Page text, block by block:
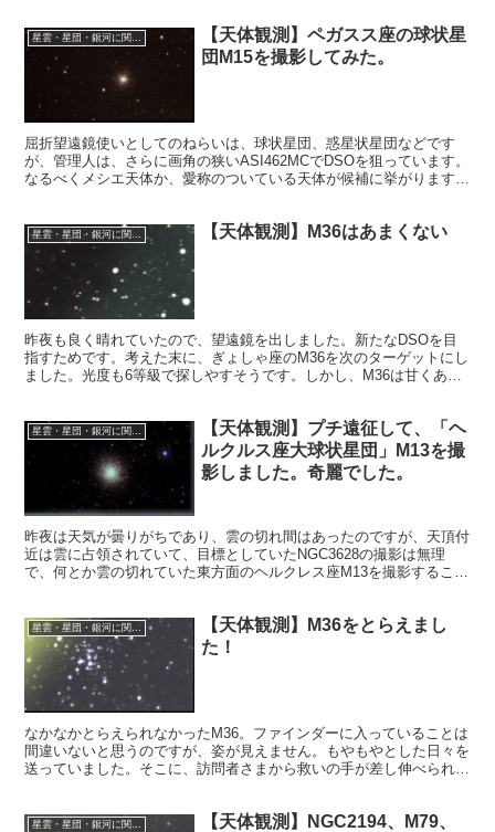
星雲・星団・銀河に関する情報
【天体観測】ペガスス座の球状星
団M15を撮影してみた。
屈折望遠鏡使いとしてのねらいは、球状星団、惑星状星団などです
が、管理人は、さらに画角の狭いASI462MCでDSOを狙っています。
なるべくメシエ天体か、愛称のついている天体が候補に挙がります。
星雲・星団・銀河に関する情報 【天体観測】M36はあまくない
昨夜も良く晴れていたので、望遠鏡を出しました。新たなDSOを目
指すためです。考えた末に、ぎょしゃ座のM36を次のターゲットにし
ました。光度も6等級で探しやすそうです。しかし、M36は甘くあり
星雲・星団・銀河に関する情報
【天体観測】プチ遠征して、「ヘ
ルクルス座大球状星団」M13を撮
影しました。奇麗でした。
昨夜は天気が曇りがちであり、雲の切れ間はあったのですが、天頂付
近は雲に占領されていて、目標としていたNGC3628の撮影は無理
で、何とか雲の切れていた東方面のヘルクレス座M13を撮影すること
星雲・星団・銀河に関する情報
【天体観測】M36をとらえまし
た！
なかなかとらえられなかったM36。ファインダーに入っていることは
間違いないと思うのですが、姿が見えません。もやもやとした日々を
送っていました。そこに、訪問者さまから救いの手が差し伸べられま
星雲・星団・銀河に関する情報
【天体観測】NGC2194、M79、